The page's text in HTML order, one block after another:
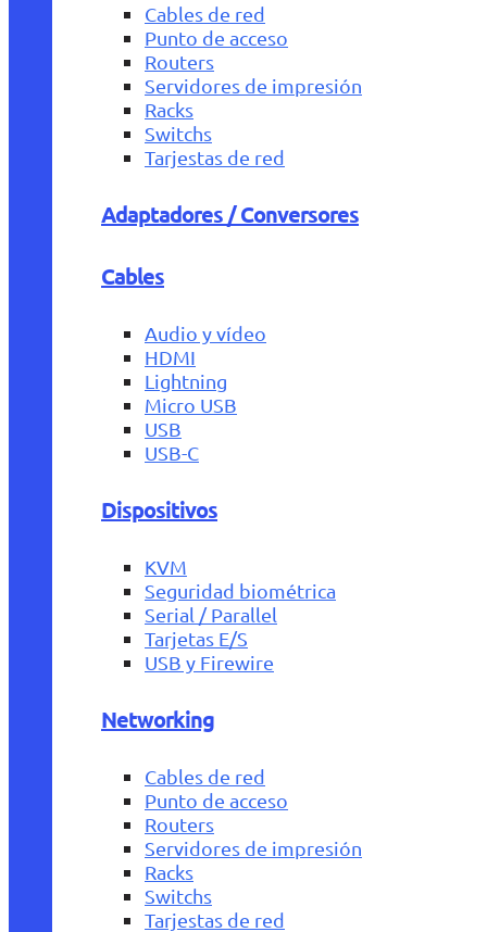
Cables de red
Punto de acceso
Routers
Servidores de impresión
Racks
Switchs
Tarjestas de red
Adaptadores / Conversores
Cables
Audio y vídeo
HDMI
Lightning
Micro USB
USB
USB-C
Dispositivos
KVM
Seguridad biométrica
Serial / Parallel
Tarjetas E/S
USB y Firewire
Networking
Cables de red
Punto de acceso
Routers
Servidores de impresión
Racks
Switchs
Tarjestas de red